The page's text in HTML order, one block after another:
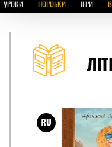
УРОКИ ПОРОБКИ ІГРИ